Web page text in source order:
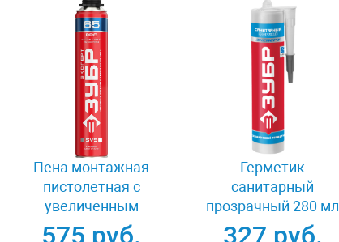
Пена монтажная
пистолетная с
увеличенным
выходом 850 мл
575 руб.
Герметик
санитарный
прозрачный 280 мл
Зубр ЭКСПЕРТ
327 руб.